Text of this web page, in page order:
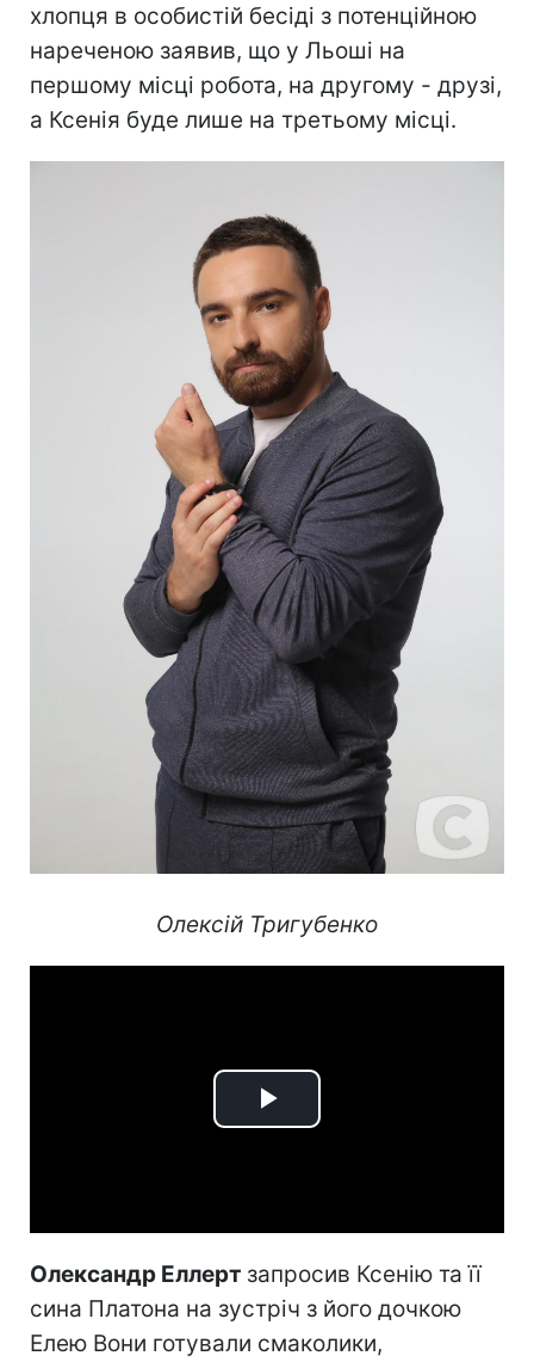
хлопця в особистій бесіді з потенційною
нареченою заявив, що у Льоші на
першому місці робота, на другому - друзі,
а Ксенія буде лише на третьому місці.
Олексій Тригубенко
Play
Олександр Еллерт запросив Ксенію та її
сина Платона на зустріч з його дочкою
Елею Вони готували смаколики,